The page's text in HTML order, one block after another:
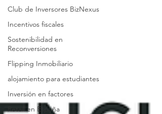
Club de Inversores BizNexus
Incentivos fiscales
Sostenibilidad en
Reconversiones
Flipping Inmobiliario
alojamiento para estudiantes
Inversión en factores
Retail en España